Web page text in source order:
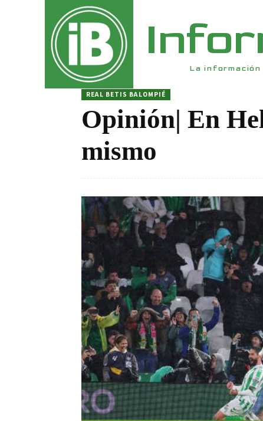
La información
REAL BETIS BALOMPIÉ
Opinión| En
mismo